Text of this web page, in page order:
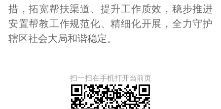
措，拓宽帮扶渠道、提升工作质效，稳步推进
安置帮教工作规范化、精细化开展，全力守护
辖区社会大局和谐稳定。
扫一扫在手机打开当前页